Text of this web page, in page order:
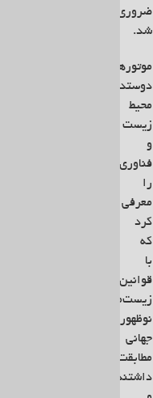
ضروری
شد.
موتورهای
دوستدار
محیط
زیست
و
فناوری‌هایی
را
معرفی
کرد
که
با
قوانین
زیست‌محیطی
نوظهور
جهانی
مطابقت
داشتند